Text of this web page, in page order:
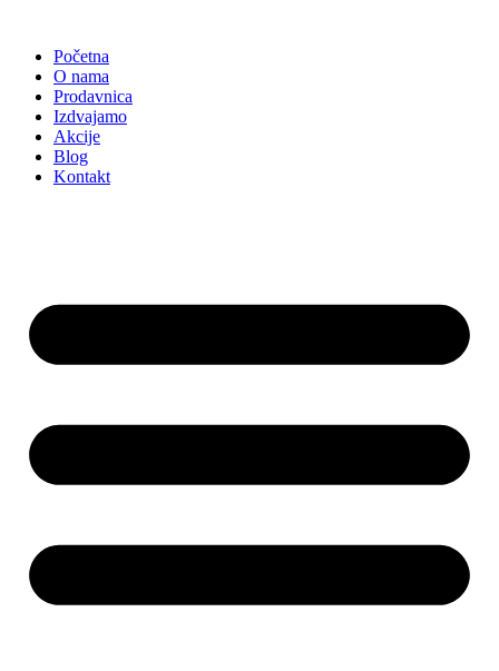
sadržajPočetna
O nama
Prodavnica
Izdvajamo
Akcije
Blog
Kontakt